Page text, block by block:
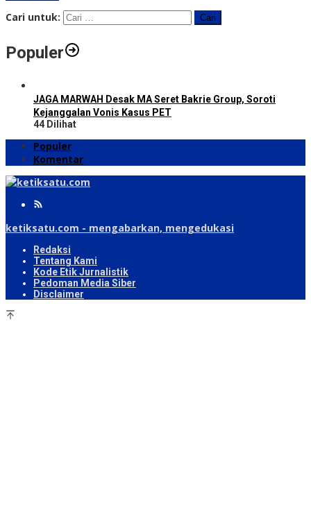
Cari untuk:
Populer
JAGA MARWAH Desak MA Seret Bakrie Group, Soroti
Kejanggalan Vonis Kasus PET
44 Dilihat
Populer
Komentar
ketiksatu.com - mengabarkan, mengedukasi
Redaksi
Tentang Kami
Kode Etik Jurnalistik
Pedoman Media Siber
Disclaimer